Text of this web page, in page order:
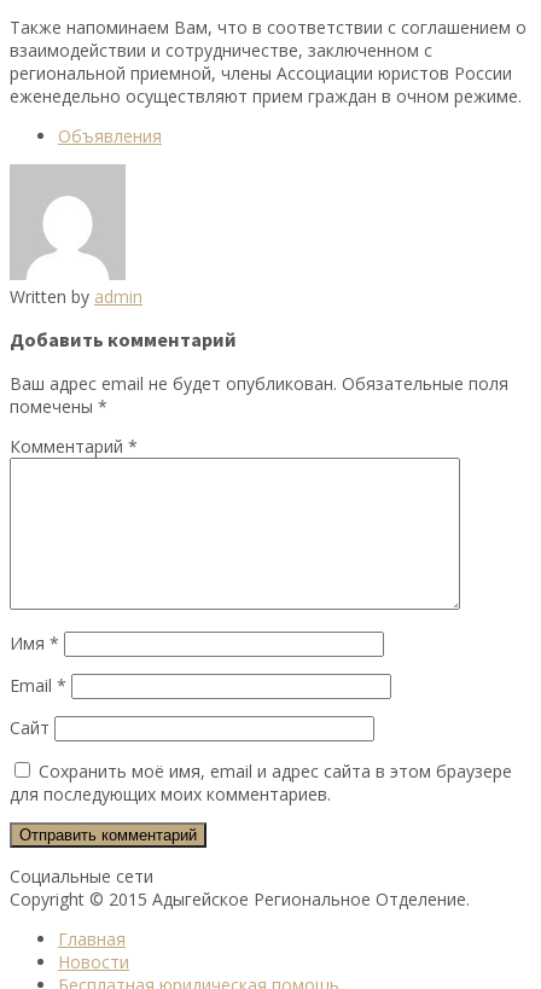
Также напоминаем Вам, что в соответствии с соглашением о
взаимодействии и сотрудничестве, заключенном с
региональной приемной, члены Ассоциации юристов России
еженедельно осуществляют прием граждан в очном режиме.
Объявления
Written by admin
Добавить комментарий
Ваш адрес email не будет опубликован. Обязательные поля
помечены *
Комментарий *
Имя *
Email *
Сайт
Сохранить моё имя, email и адрес сайта в этом браузере
для последующих моих комментариев.
Социальные сети
Copyright © 2015 Адыгейское Региональное Отделение.
Главная
Новости
Бесплатная юридическая помощь